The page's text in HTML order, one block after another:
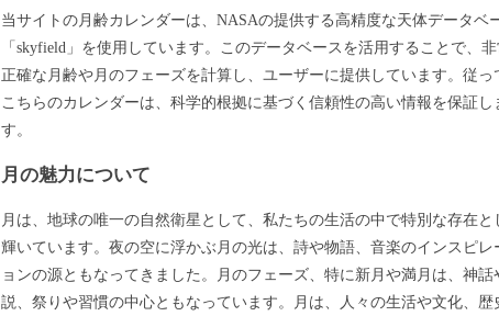
当サイトの月齢カレンダーは、NASAの提供する高精度な天体データベ
「skyfield」を使用しています。このデータベースを活用することで、非
正確な月齢や月のフェーズを計算し、ユーザーに提供しています。従っ
こちらのカレンダーは、科学的根拠に基づく信頼性の高い情報を保証し
す。
月の魅力について
月は、地球の唯一の自然衛星として、私たちの生活の中で特別な存在と
輝いています。夜の空に浮かぶ月の光は、詩や物語、音楽のインスピレ
ョンの源ともなってきました。月のフェーズ、特に新月や満月は、神話
説、祭りや習慣の中心ともなっています。月は、人々の生活や文化、歴